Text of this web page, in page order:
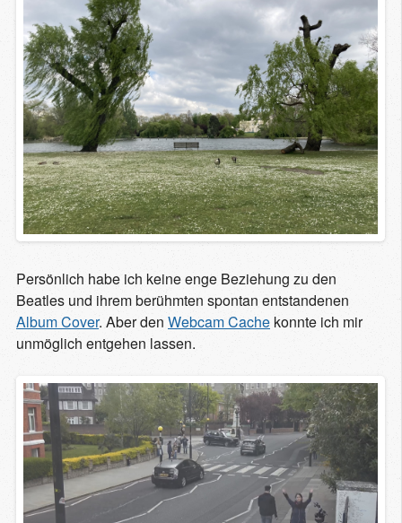
Persönlich habe ich keine enge Beziehung zu den
Beatles und ihrem berühmten spontan entstandenen
Album Cover. Aber den Webcam Cache konnte ich mir
unmöglich entgehen lassen.